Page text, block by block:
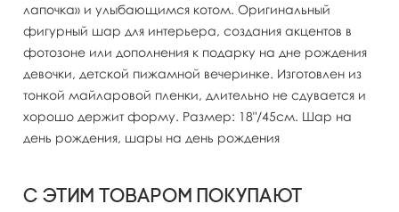
лапочка» и улыбающимся котом. Оригинальный
фигурный шар для интерьера, создания акцентов в
фотозоне или дополнения к подарку на дне рождения
девочки, детской пижамной вечеринке. Изготовлен из
тонкой майларовой пленки, длительно не сдувается и
хорошо держит форму. Размер: 18"/45см. Шар на
день рождения, шары на день рождения
С этим товаром покупают